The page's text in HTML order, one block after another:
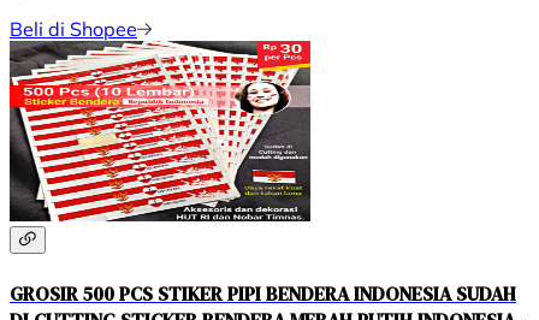
Beli di Shopee
GROSIR 500 PCS STIKER PIPI BENDERA INDONESIA SUDAH